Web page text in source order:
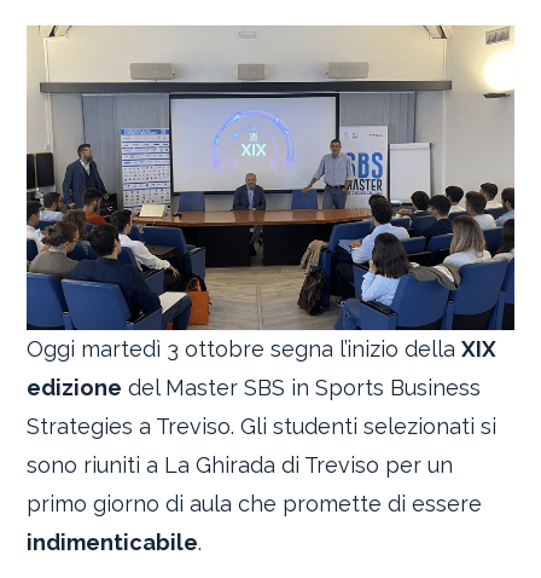
Oggi martedì 3 ottobre segna l’inizio dellaXIX
edizione del Master SBS in Sports Business
Strategies a Treviso. Gli studenti selezionati si
sono riuniti a La Ghirada di Treviso per un
primo giorno di aula che promette di essere
indimenticabile.